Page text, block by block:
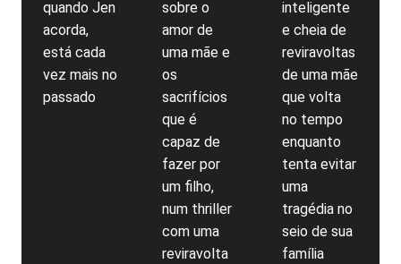
quando Jen
acorda,
está cada
vez mais no
passado
sobre o
amor de
uma mãe e
os
sacrifícios
que é
capaz de
fazer por
um filho,
num thriller
com uma
reviravolta
inteligente
e cheia de
reviravoltas
de uma mãe
que volta
no tempo
enquanto
tenta evitar
uma
tragédia no
seio de sua
família